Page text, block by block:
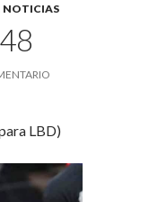
NOTICIAS
LBD)